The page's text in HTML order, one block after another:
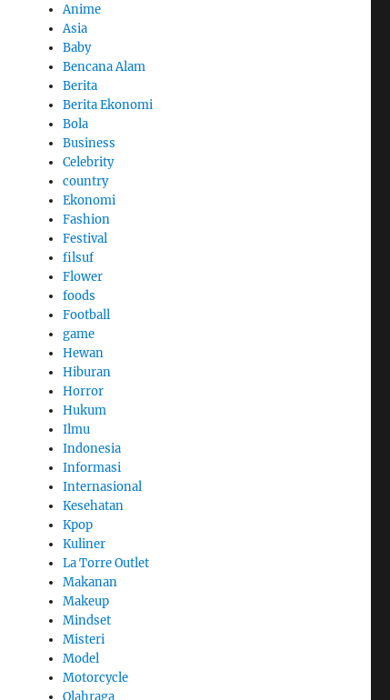
Anime
Asia
Baby
Bencana Alam
Berita
Berita Ekonomi
Bola
Business
Celebrity
country
Ekonomi
Fashion
Festival
filsuf
Flower
foods
Football
game
Hewan
Hiburan
Horror
Hukum
Ilmu
Indonesia
Informasi
Internasional
Kesehatan
Kpop
Kuliner
La Torre Outlet
Makanan
Makeup
Mindset
Misteri
Model
Motorcycle
Olahraga